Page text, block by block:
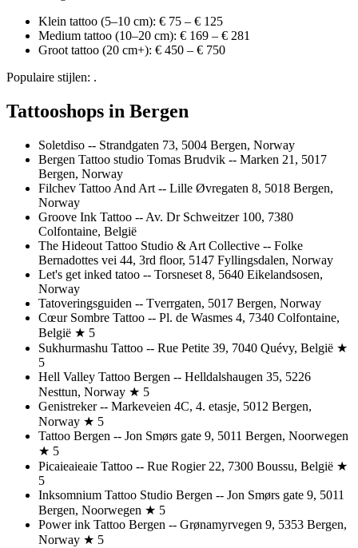
Klein tattoo (5–10 cm): € 75 – € 125
Medium tattoo (10–20 cm): € 169 – € 281
Groot tattoo (20 cm+): € 450 – € 750
Populaire stijlen: .
Tattooshops in Bergen
Soletdiso -- Strandgaten 73, 5004 Bergen, Norway
Bergen Tattoo studio Tomas Brudvik -- Marken 21, 5017
Bergen, Norway
Filchev Tattoo And Art -- Lille Øvregaten 8, 5018 Bergen,
Norway
Groove Ink Tattoo -- Av. Dr Schweitzer 100, 7380
Colfontaine, België
The Hideout Tattoo Studio & Art Collective -- Folke
Bernadottes vei 44, 3rd floor, 5147 Fyllingsdalen, Norway
Let's get inked tatoo -- Torsneset 8, 5640 Eikelandsosen,
Norway
Tatoveringsguiden -- Tverrgaten, 5017 Bergen, Norway
Cœur Sombre Tattoo -- Pl. de Wasmes 4, 7340 Colfontaine,
België ★ 5
Sukhurmashu Tattoo -- Rue Petite 39, 7040 Quévy, België ★
5
Hell Valley Tattoo Bergen -- Helldalshaugen 35, 5226
Nesttun, Norway ★ 5
Genistreker -- Markeveien 4C, 4. etasje, 5012 Bergen,
Norway ★ 5
Tattoo Bergen -- Jon Smørs gate 9, 5011 Bergen, Noorwegen
★ 5
Picaieaieaie Tattoo -- Rue Rogier 22, 7300 Boussu, België ★
5
Inksomnium Tattoo Studio Bergen -- Jon Smørs gate 9, 5011
Bergen, Noorwegen ★ 5
Power ink Tattoo Bergen -- Grønamyrvegen 9, 5353 Bergen,
Norway ★ 5